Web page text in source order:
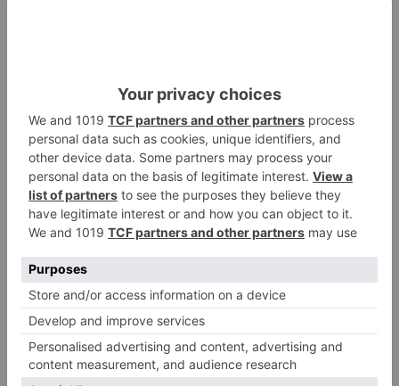
Una vez que vayan saliendo las bases, el
Ayuntamiento lo anunciará en el btablón de
anuncios municipal, página web, redes sociales
y medios de comunicación con 20 días de
antelación.
ayuntamiento medina lanzará bolsas
LO + VISTO